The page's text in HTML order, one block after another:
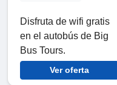
Disfruta de wifi gratis
en el autobús de Big
Bus Tours.
Ver oferta